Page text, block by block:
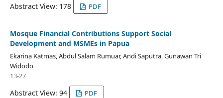
Abstract View: 178 PDF
Mosque Financial Contributions Support Social
Development and MSMEs in Papua
Ekarina Katmas, Abdul Salam Rumuar, Andi Saputra, Gunawan Tri
Widodo
13-27
Abstract View: 94 PDF